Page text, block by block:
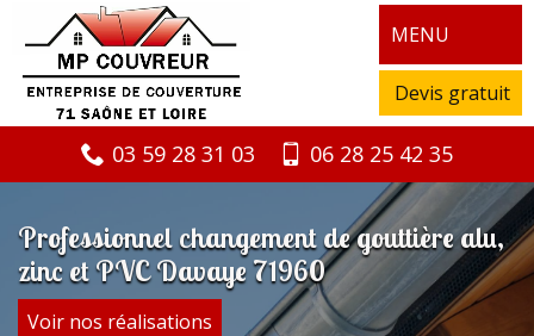
MENU
Devis gratuit
03 59 28 31 03 06 28 25 42 35
Professionnel changement de gouttière alu,
zinc et PVC Davaye 71960
Voir nos réalisations